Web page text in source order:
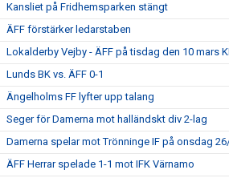
Kansliet på Fridhemsparken stängt
ÄFF förstärker ledarstaben
Lokalderby Vejby - ÄFF på tisdag den 10 mars
Lunds BK vs. ÄFF 0-1
Ängelholms FF lyfter upp talang
Seger för Damerna mot halländskt div 2-lag
Damerna spelar mot Trönninge IF på onsdag
ÄFF Herrar spelade 1-1 mot IFK Värnamo